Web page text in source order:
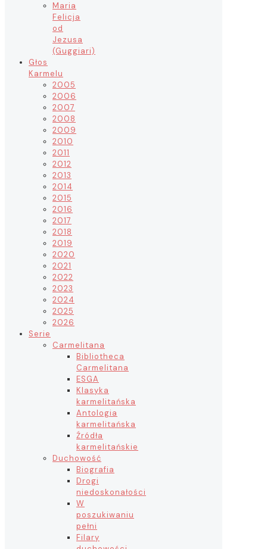
Maria
Felicja
od
Jezusa
(Guggiari)
Głos
Karmelu
2005
2006
2007
2008
2009
2010
2011
2012
2013
2014
2015
2016
2017
2018
2019
2020
2021
2022
2023
2024
2025
2026
Serie
Carmelitana
Bibliotheca
Carmelitana
ESGA
Klasyka
karmelitańska
Antologia
karmelitańska
Źródła
karmelitańskie
Duchowość
Biografia
Drogi
niedoskonałości
W
poszukiwaniu
pełni
Filary